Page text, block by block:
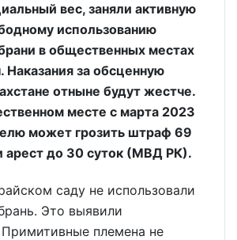
вес, заняли активную
использованию
в общественных местах
Наказания за обсценную
отныне будут жестче.
месте с марта 2023
может грозить штраф 69
арест до 30 суток (МВД РК).
саду не использовали
Это выявили
племена не